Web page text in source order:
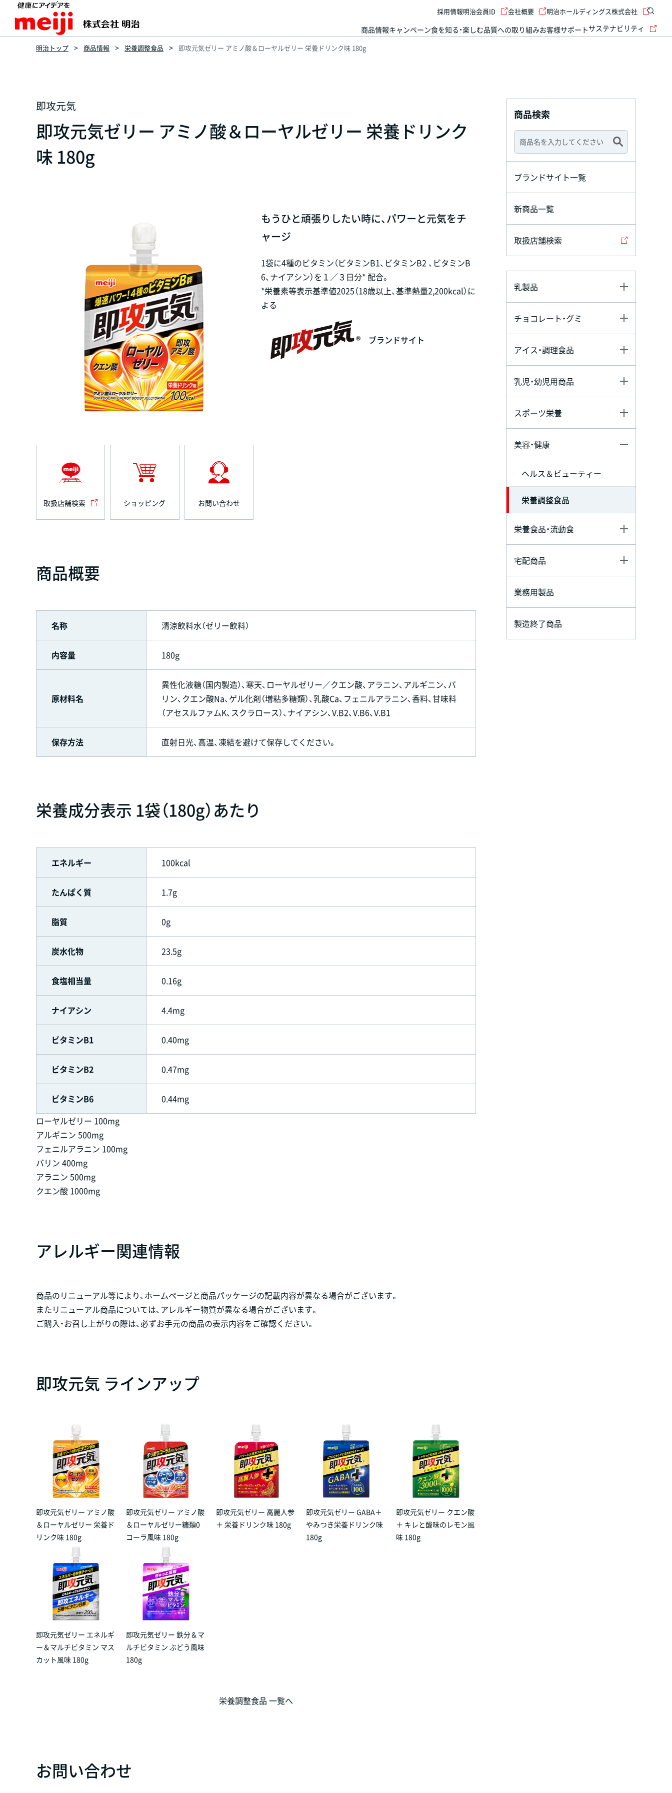
商品情報キャンペーン食を知る・楽しむ品質への取り組みお客様サポートサステナビリティ
採用情報明治会員ID 会社概要 明治ホールディングス株式会社
明治トップ 商品情報 栄養調整食品 即攻元気ゼリー アミノ酸＆ローヤルゼリー 栄養ドリンク味 180g
即攻元気
即攻元気ゼリー アミノ酸＆ローヤルゼリー 栄養ドリンク
味 180g
もうひと頑張りしたい時に、パワーと元気をチ
ャージ
1袋に4種のビタミン（ビタミンB1、ビタミンB2 、ビタミンB
6、ナイアシン）を１／３日分* 配合。
*栄養素等表示基準値2025（18歳以上、基準熱量2,200kcal）に
よる
ブランドサイト
取扱店舗検索 ショッピング お問い合わせ
商品概要
名称 清涼飲料水（ゼリー飲料）
内容量 180g
原材料名
異性化液糖（国内製造）、寒天、ローヤルゼリー／クエン酸、アラニン、アルギニン、バ
リン、クエン酸Na、ゲル化剤（増粘多糖類）、乳酸Ca、フェニルアラニン、香料、甘味料
（アセスルファムK、スクラロース）、ナイアシン、V.B2、V.B6、V.B1
保存方法 直射日光、高温、凍結を避けて保存してください。
栄養成分表示 1袋（180g）あたり
エネルギー 100kcal
たんぱく質 1.7g
脂質 0g
炭水化物 23.5g
食塩相当量 0.16g
ナイアシン 4.4mg
ビタミンB1 0.40mg
ビタミンB2 0.47mg
ビタミンB6
0.44mg
ローヤルゼリー 100mg
アルギニン 500mg
フェニルアラニン 100mg
バリン 400mg
アラニン 500mg
クエン酸 1000mg
アレルギー関連情報
商品のリニューアル等により、ホームページと商品パッケージの記載内容が異なる場合がございます。
またリニューアル商品については、アレルギー物質が異なる場合がございます。
ご購入・お召し上がりの際は、必ずお手元の商品の表示内容をご確認ください。
即攻元気 ラインアップ
即攻元気ゼリー アミノ酸
＆ローヤルゼリー 栄養ド
リンク味 180g
即攻元気ゼリー アミノ酸
＆ローヤルゼリー糖類0
コーラ風味 180g
即攻元気ゼリー 高麗人参
＋ 栄養ドリンク味 180g
即攻元気ゼリー GABA＋
やみつき栄養ドリンク味
180g
即攻元気ゼリー クエン酸
＋ キレと酸味のレモン風
味 180g
即攻元気ゼリー エネルギ
ー＆マルチビタミン マス
カット風味 180g
即攻元気ゼリー 鉄分＆マ
ルチビタミン ぶどう風味
180g
栄養調整食品 一覧へ
お問い合わせ
商品検索
ブランドサイト一覧
新商品一覧
取扱店舗検索
乳製品
チョコレート・グミ
アイス・調理食品
乳児・幼児用商品
スポーツ栄養
美容・健康
ヘルス＆ビューティー
栄養調整食品
栄養食品・流動食
宅配商品
業務用製品
製造終了商品